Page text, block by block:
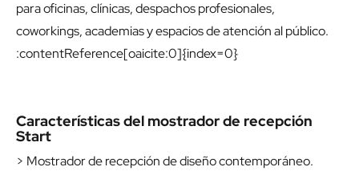
para oficinas, clínicas, despachos profesionales,
coworkings, academias y espacios de atención al público.
:contentReference[oaicite:0]{index=0}
Características del mostrador de recepción
Start
> Mostrador de recepción de diseño contemporáneo.